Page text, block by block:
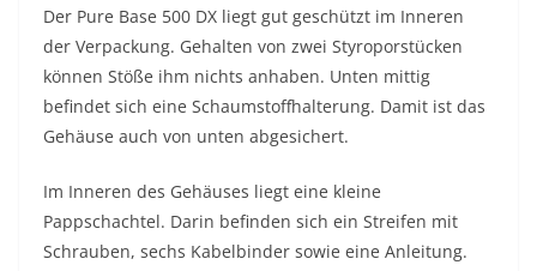
Der Pure Base 500 DX liegt gut geschützt im Inneren
der Verpackung. Gehalten von zwei Styroporstücken
können Stöße ihm nichts anhaben. Unten mittig
befindet sich eine Schaumstoffhalterung. Damit ist das
Gehäuse auch von unten abgesichert.
Im Inneren des Gehäuses liegt eine kleine
Pappschachtel. Darin befinden sich ein Streifen mit
Schrauben, sechs Kabelbinder sowie eine Anleitung.